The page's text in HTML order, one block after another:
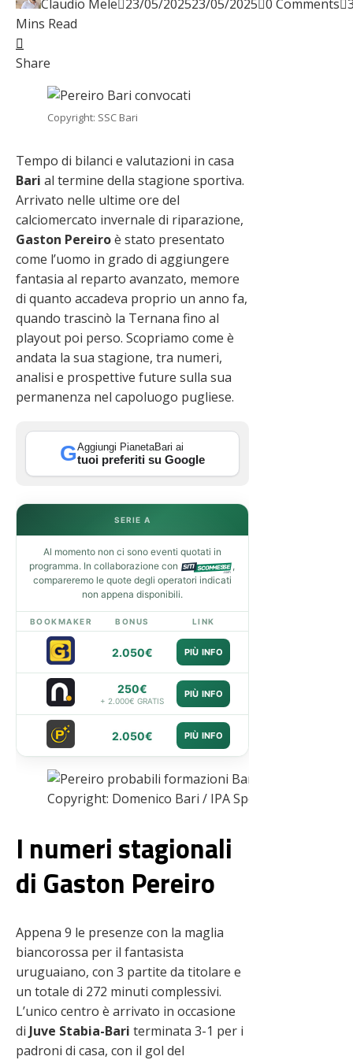
Claudio Mele 23/05/202523/05/2025 0 Comments
Mins Read
Facebook
Twitter
LinkedIn
Pinterest
Share
Copyright: SSC Bari
Tempo di bilanci e valutazioni in casa
Bari al termine della stagione sportiva.
Arrivato nelle ultime ore del
calciomercato invernale di riparazione,
Gaston Pereiroè stato presentato
come l’uomo in grado di aggiungere
fantasia al reparto avanzato, memore
di quanto accadeva proprio un anno fa,
quando trascinò la Ternana fino al
playout poi perso. Scopriamo come è
andata la sua stagione, tra numeri,
analisi e prospettive future sulla sua
permanenza nel capoluogo pugliese.
GAggiungi PianetaBari ai
tuoi preferiti su Google
SERIE A
Al momento non ci sono eventi quotati in
programma. In collaborazione con
,
compareremo le quote degli operatori indicati
non appena disponibili.
BOOKMAKER BONUS LINK
2.050€ PIÙ INFO
250€
+ 2.000€ GRATIS
PIÙ INFO
2.050€ PIÙ INFO
Copyright: Domenico Bari / IPA Sport / IPA
I numeri stagionali
di Gaston Pereiro
Appena 9 le presenze con la maglia
biancorossa per il fantasista
uruguaiano, con 3 partite da titolare e
un totale di 272 minuti complessivi.
L’unico centro è arrivato in occasione
di Juve Stabia-Bari terminata 3-1 per i
padroni di casa, con il gol del